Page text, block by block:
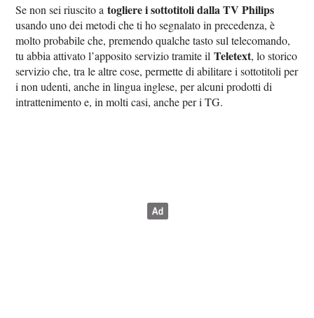
Se non sei riuscito atogliere i sottotitoli dalla TV Philips
usando uno dei metodi che ti ho segnalato in precedenza, è
molto probabile che, premendo qualche tasto sul telecomando,
tu abbia attivato l’apposito servizio tramite ilTeletext, lo storico
servizio che, tra le altre cose, permette di abilitare i sottotitoli per
i non udenti, anche in lingua inglese, per alcuni prodotti di
intrattenimento e, in molti casi, anche per i TG.